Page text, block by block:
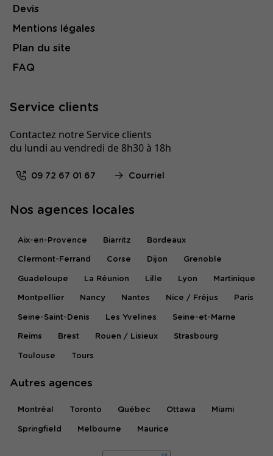
Devis
Mentions légales
Plan du site
FAQ
Service clients
Contactez notre Service clients
du lundi au vendredi de 8h30 à 18h
09 72 67 01 67 Courriel
Nos agences locales
Aix-en-Provence Biarritz Bordeaux
Clermont-Ferrand Corse Dijon Grenoble
Guadeloupe La Réunion Lille Lyon Martinique
Montpellier Nancy Nantes Nice / Fréjus Paris
Seine-Saint-Denis Les Yvelines Seine-et-Marne
Reims Brest Rouen / Lisieux Strasbourg
Toulouse Tours
Autres agences
Montréal Toronto Québec Ottawa Miami
Springfield Melbourne Maurice